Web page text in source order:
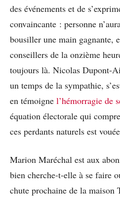
des événements et de
convaincante : personne
bousiller une main gagnante,
conseillers de la onzième
toujours là. Nicolas Dupont-
un temps de la sympathie,
en témoigne l’hémorragie de
équation électorale qui
ces perdants naturels est
Marion Maréchal est aux
bien cherche-t-elle à se faire
chute prochaine de la maison